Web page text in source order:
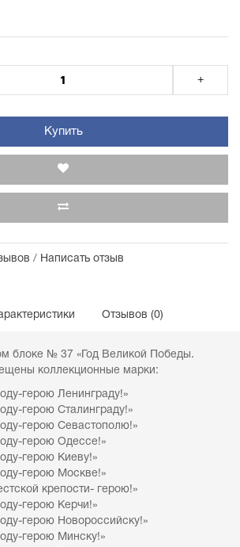
+
Купить
/ Написать отзыв
Отзывов (0)
блоке № 37 «Год Великой Победы.
коллекционные марки:
герою Ленинграду!»
герою Сталинграду!»
герою Севастополю!»
герою Одессе!»
герою Киеву!»
герою Москве!»
крепости- герою!»
герою Керчи!»
герою Новороссийску!»
герою Минску!»